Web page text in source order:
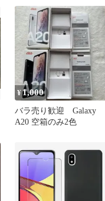
¥1,000
バラ売り歓迎 Galaxy
A20 空箱のみ2色